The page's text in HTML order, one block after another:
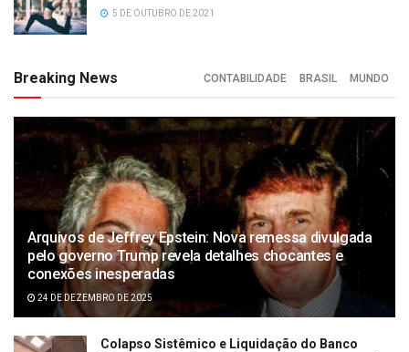
5 DE OUTUBRO DE 2021
Breaking News CONTABILIDADE BRASIL MUNDO
Arquivos de Jeffrey Epstein: Nova remessa divulgada
pelo governo Trump revela detalhes chocantes e
conexões inesperadas
24 DE DEZEMBRO DE 2025
Colapso Sistêmico e Liquidação do Banco